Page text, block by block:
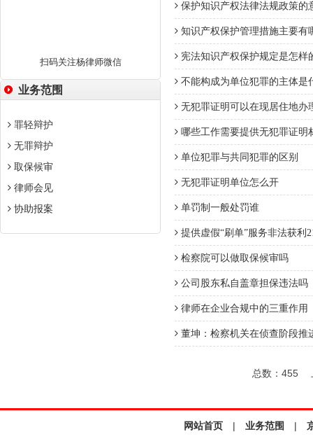
扫码关注杨律师微信
业务范围
罪轻辩护
无罪辩护
取保候审
律师会见
协助报案
保护知识产权法律法规政策的
知识产权保护管理措施主要有
宪法知识产权保护规定是怎样
不能构成为单位犯罪的主体是
无犯罪证明可以在现居住地办
哪些工作需要提供无犯罪证明
单位犯罪与共同犯罪的区别
无犯罪证明单位怎么开
单罚制一般处罚谁
提供虚假“刷单”服务非法获利
检察院可以做取保候审吗
公司股东私自盖章担保违法吗
律师在企业合规中的三重作用
董坤：检察机关在侦查阶段推
总数：455
网站首页 | 业务范围 |